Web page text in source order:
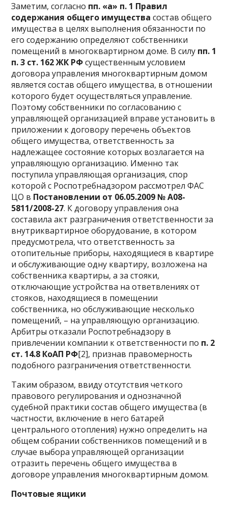
Заметим, согласно пп. «а» п. 1 Правил
содержания общего имущества состав общего
имущества в целях выполнения обязанности по
его содержанию определяют собственники
помещений в многоквартирном доме. В силу пп. 1
п. 3 ст. 162 ЖК РФсущественным условием
договора управления многоквартирным домом
является состав общего имущества, в отношении
которого будет осуществляться управление.
Поэтому собственники по согласованию с
управляющей организацией вправе установить в
приложении к договору перечень объектов
общего имущества, ответственность за
надлежащее состояние которых возлагается на
управляющую организацию. Именно так
поступила управляющая организация, спор
которой с Роспотребнадзором рассмотрел ФАС
ЦО в Постановлении от 06.05.2009 № А08-
5811/2008-27. К договору управления она
составила акт разграничения ответственности за
внутриквартирное оборудование, в котором
предусмотрела, что ответственность за
отопительные приборы, находящиеся в квартире
и обслуживающие одну квартиру, возложена на
собственника квартиры, а за стояки,
отключающие устройства на ответвлениях от
стояков, находящиеся в помещении
собственника, но обслуживающие несколько
помещений, – на управляющую организацию.
Арбитры отказали Роспотребнадзору в
привлечении компании к ответственности по п. 2
ст. 14.8 КоАП РФ[2], признав правомерность
подобного разграничения ответственности.
Таким образом, ввиду отсутствия четкого
правового регулирования и однозначной
судебной практики состав общего имущества (в
частности, включение в него батарей
центрального отопления) нужно определить на
общем собрании собственников помещений и в
случае выбора управляющей организации
отразить перечень общего имущества в
договоре управления многоквартирным домом.
Почтовые ящики